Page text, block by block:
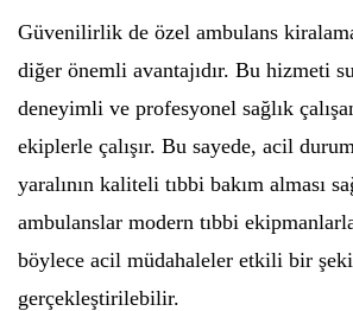
Güvenilirlik de özel ambulans
diğer önemli avantajıdır. Bu hizmeti
deneyimli ve profesyonel sağlık
ekiplerle çalışır. Bu sayede, acil
yaralının kaliteli tıbbi bakım alması
ambulanslar modern tıbbi ekipmanlarla
böylece acil müdahaleler etkili bir
gerçekleştirilebilir.